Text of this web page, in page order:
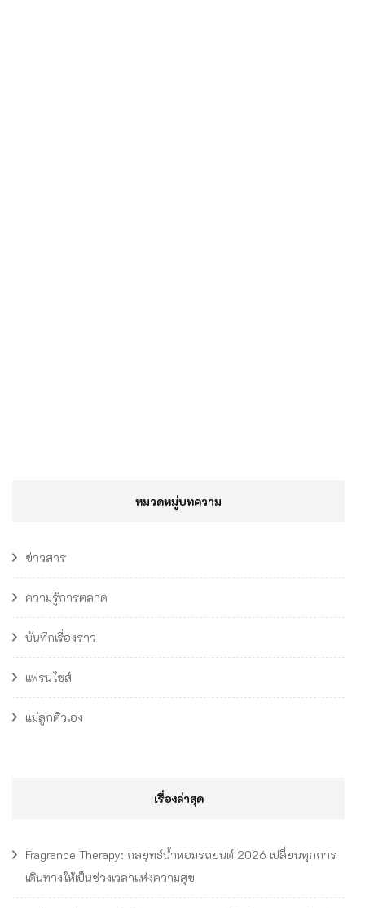
หมวดหมู่บทความ
ข่าวสาร
ความรู้การตลาด
บันทึกเรื่องราว
แฟรนไชส์
แม่ลูกติวเอง
เรื่องล่าสุด
Fragrance Therapy: กลยุทธ์น้ำหอมรถยนต์ 2026 เปลี่ยนทุกการ
เดินทางให้เป็นช่วงเวลาแห่งความสุข